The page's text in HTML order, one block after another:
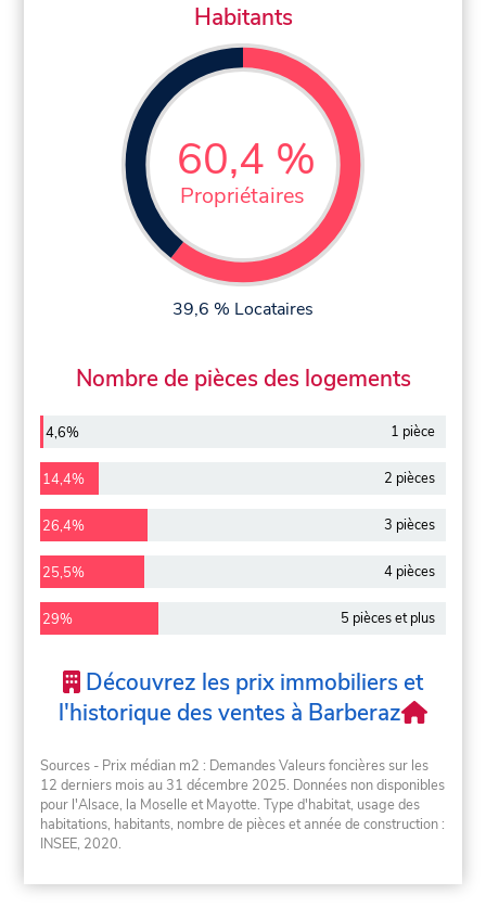
Habitants
60,4 %
Propriétaires
39,6 % Locataires
Nombre de pièces des logements
4,6% 1 pièce
14,4% 2 pièces
26,4% 3 pièces
25,5% 4 pièces
29% 5 pièces et plus
Découvrez les prix immobiliers et
l'historique des ventes à Barberaz
Sources - Prix médian m2 : Demandes Valeurs foncières sur les
12 derniers mois au 31 décembre 2025. Données non disponibles
pour l'Alsace, la Moselle et Mayotte. Type d'habitat, usage des
habitations, habitants, nombre de pièces et année de construction :
INSEE, 2020.